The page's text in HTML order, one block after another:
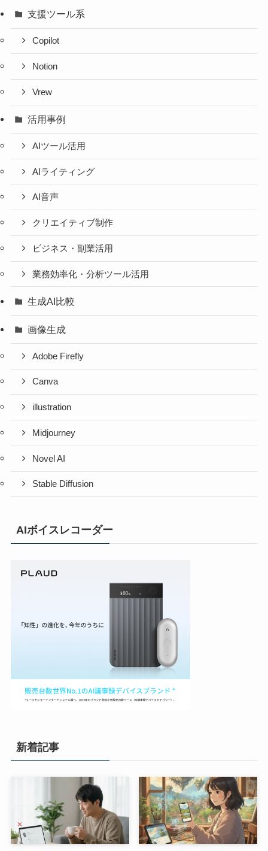
支援ツール系
Copilot
Notion
Vrew
活用事例
AIツール活用
AIライティング
AI音声
クリエイティブ制作
ビジネス・副業活用
業務効率化・分析ツール活用
生成AI比較
画像生成
Adobe Firefly
Canva
illustration
Midjourney
Novel AI
Stable Diffusion
AIボイスレコーダー
新着記事